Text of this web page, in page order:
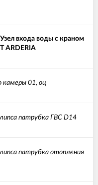
Узел входа воды с краном
ARDERIA
камеры 01, оц
патрубка ГВС D14
патрубка отопления